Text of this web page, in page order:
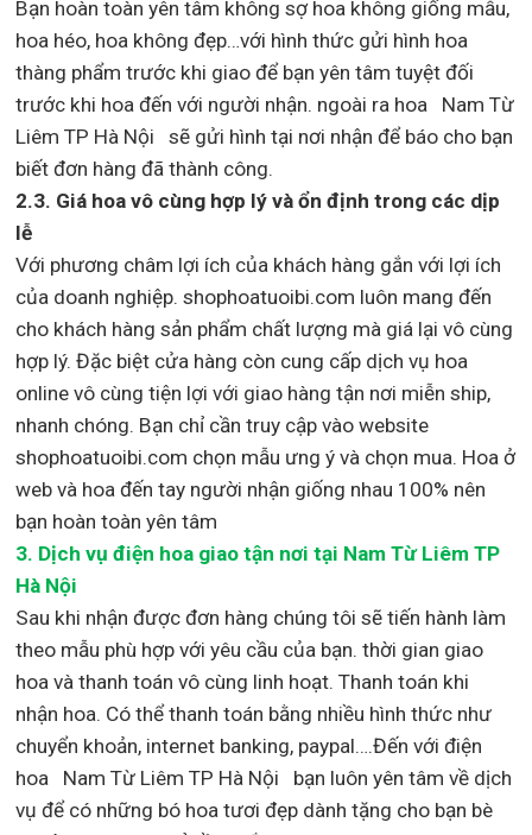
Bạn hoàn toàn yên tâm không sợ hoa không giống mẫu,
hoa héo, hoa không đẹp…với hình thức gửi hình hoa
thàng phẩm trước khi giao để bạn yên tâm tuyệt đối
trước khi hoa đến với người nhận. ngoài ra hoa Nam Từ
Liêm TP Hà Nội sẽ gửi hình tại nơi nhận để báo cho bạn
biết đơn hàng đã thành công.
2.3. Giá hoa vô cùng hợp lý và ổn định trong các dịp
lễ
Với phương châm lợi ích của khách hàng gắn với lợi ích
của doanh nghiệp. shophoatuoibi.com luôn mang đến
cho khách hàng sản phẩm chất lượng mà giá lại vô cùng
hợp lý. Đặc biệt cửa hàng còn cung cấp dịch vụ hoa
online vô cùng tiện lợi với giao hàng tận nơi miễn ship,
nhanh chóng. Bạn chỉ cần truy cập vào website
shophoatuoibi.com chọn mẫu ưng ý và chọn mua. Hoa ở
web và hoa đến tay người nhận giống nhau 100% nên
bạn hoàn toàn yên tâm
3. Dịch vụ điện hoa giao tận nơi tại Nam Từ Liêm TP
Hà Nội
Sau khi nhận được đơn hàng chúng tôi sẽ tiến hành làm
theo mẫu phù hợp với yêu cầu của bạn. thời gian giao
hoa và thanh toán vô cùng linh hoạt. Thanh toán khi
nhận hoa. Có thể thanh toán bằng nhiều hình thức như
chuyển khoản, internet banking, paypal….Đến với điện
hoa Nam Từ Liêm TP Hà Nội bạn luôn yên tâm về dịch
vụ để có những bó hoa tươi đẹp dành tặng cho bạn bè